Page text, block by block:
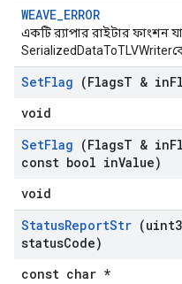
WEAVE_ERROR
একটি র‍্যাপার রাইটার ফাংশন
SetFlag (FlagsT & in
void
SetFlag (FlagsT & in
const bool inValue)
void
StatusReportStr
statusCode)
const char *